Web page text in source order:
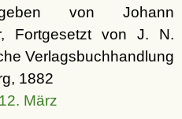
von Johann
Fortgesetzt von J. N.
Verlagsbuchhandlung
1882
März